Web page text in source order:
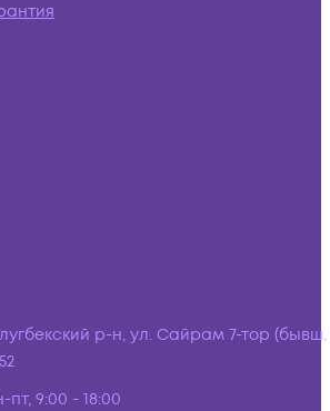
р-н, ул. Сайрам 7-тор (бывш.
пт, 9:00 - 18:00